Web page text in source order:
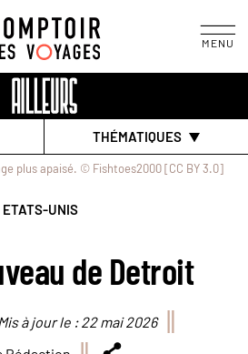
MENU
THÉMATIQUES
plus apaisé. © Fishtoes2000 [CC BY 3.0]
ETATS-UNIS
de Detroit
à jour le : 22 mai 2026